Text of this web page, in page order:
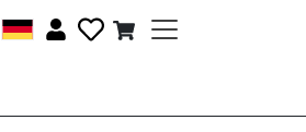
Vernici speciali